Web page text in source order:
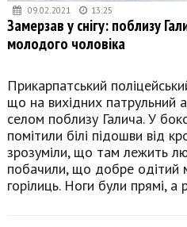
09.02.2021 13:25
Замерзав у снігу: поблизу
молодого чоловіка
Прикарпатський
що на вихідних патрульний
селом поблизу Галича. У
помітили білі підошви від
зрозуміли, що там лежить
побачили, що добре одітий
горілиць. Ноги були прямі, а